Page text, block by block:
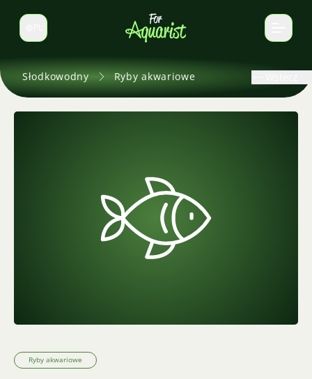
Zmień język
Słodkowodny Ryby akwariowe
Ryby akwariowe